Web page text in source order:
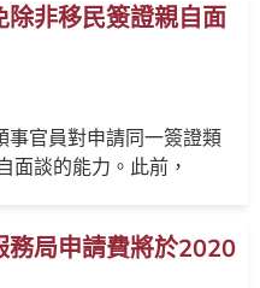
非移民簽證親自面
事官員對申請同一簽證類
面談的能力。此前，
務局申請費將於2020